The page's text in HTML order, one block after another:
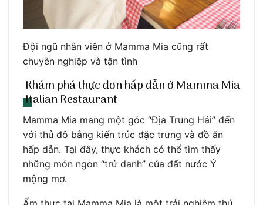
Đội ngũ nhân viên ở Mamma Mia cũng rất
chuyên nghiệp và tận tình
Khám phá thực đơn hấp dẫn ở Mamma Mia
Italian Restaurant
Mamma Mia mang một góc “Địa Trung Hải” đến
với thủ đô bằng kiến trúc đặc trưng và đồ ăn
hấp dẫn. Tại đây, thực khách có thể tìm thấy
những món ngon “trứ danh” của đất nước Ý
mộng mơ.